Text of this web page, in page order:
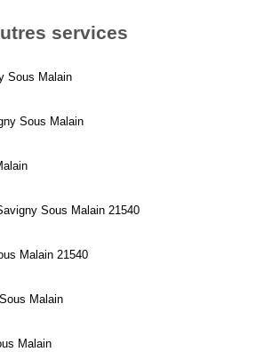
services
Sous Malain
Sous Malain
Sous Malain 21540
Malain 21540
Malain
Malain